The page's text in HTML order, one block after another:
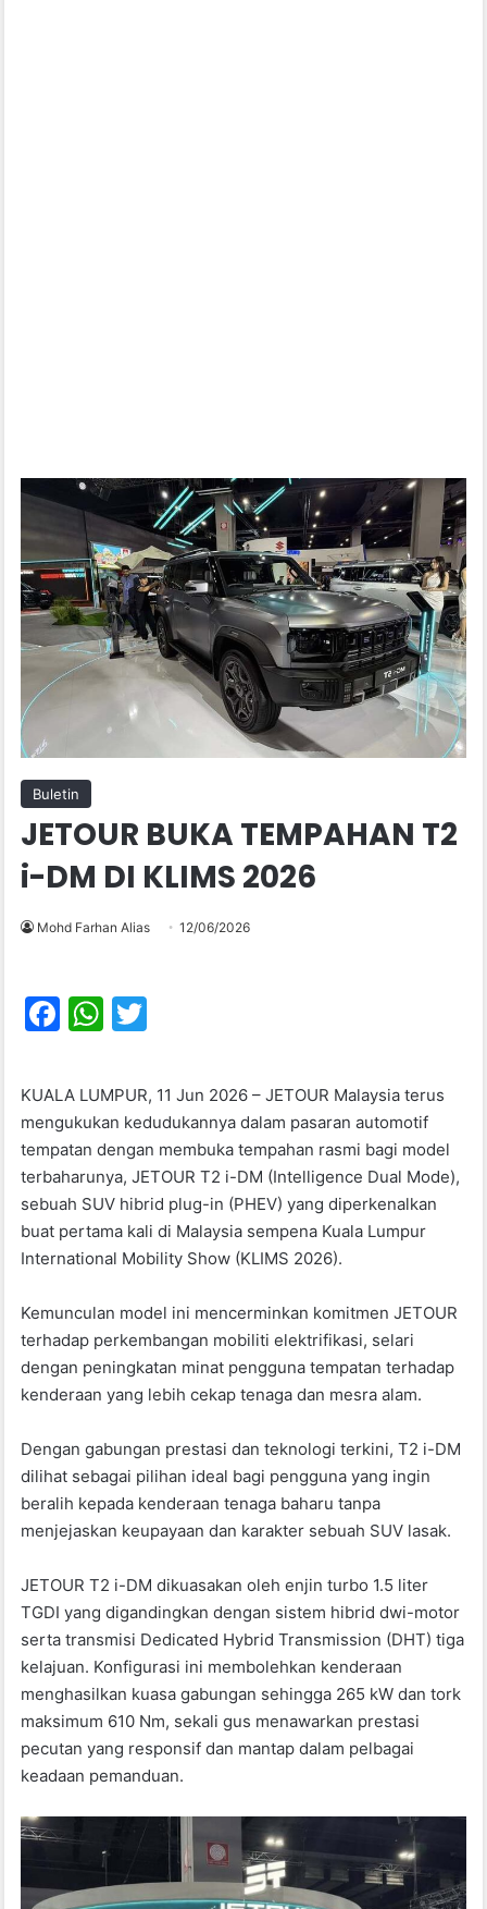
Buletin
JETOUR BUKA TEMPAHAN T2
i-DM DI KLIMS 2026
Mohd Farhan Alias 12/06/2026
F
c
e
b
o
o
k
W
at
s
A
p
p
itt
er
KUALA LUMPUR, 11 Jun 2026 – JETOUR Malaysia terus
mengukukan kedudukannya dalam pasaran automotif
tempatan dengan membuka tempahan rasmi bagi model
terbaharunya, JETOUR T2 i-DM (Intelligence Dual Mode),
sebuah SUV hibrid plug-in (PHEV) yang diperkenalkan
buat pertama kali di Malaysia sempena Kuala Lumpur
International Mobility Show (KLIMS 2026).
Kemunculan model ini mencerminkan komitmen JETOUR
terhadap perkembangan mobiliti elektrifikasi, selari
dengan peningkatan minat pengguna tempatan terhadap
kenderaan yang lebih cekap tenaga dan mesra alam.
Dengan gabungan prestasi dan teknologi terkini, T2 i-DM
dilihat sebagai pilihan ideal bagi pengguna yang ingin
beralih kepada kenderaan tenaga baharu tanpa
menjejaskan keupayaan dan karakter sebuah SUV lasak.
JETOUR T2 i-DM dikuasakan oleh enjin turbo 1.5 liter
TGDI yang digandingkan dengan sistem hibrid dwi-motor
serta transmisi Dedicated Hybrid Transmission (DHT) tiga
kelajuan. Konfigurasi ini membolehkan kenderaan
menghasilkan kuasa gabungan sehingga 265 kW dan tork
maksimum 610 Nm, sekali gus menawarkan prestasi
pecutan yang responsif dan mantap dalam pelbagai
keadaan pemanduan.